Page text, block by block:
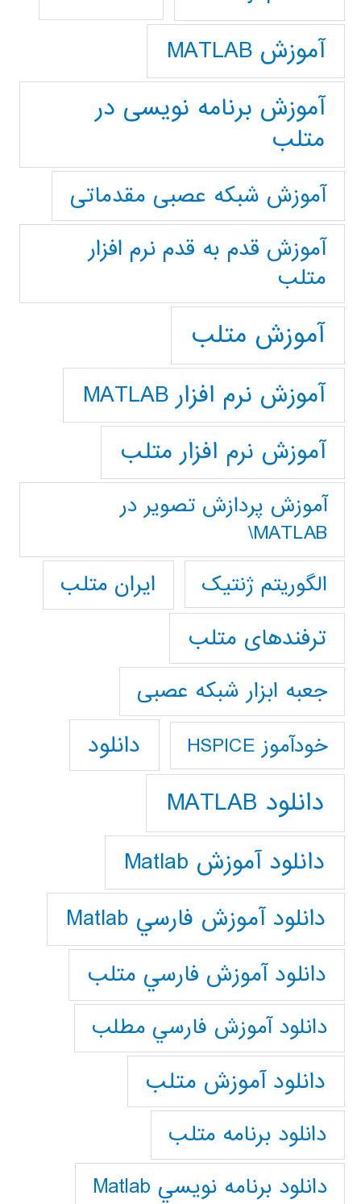
آموزش MATLAB
آموزش برنامه نویسی در
متلب
آموزش شبکه عصبی مقدماتی
آموزش قدم به قدم نرم افزار
متلب
آموزش متلب
آموزش نرم افزار MATLAB
آموزش نرم افزار متلب
آموزش پردازش تصوير در
MATLAB\
الگوریتم ژنتیک
ایران متلب
ترفندهای متلب
جعبه ابزار شبکه عصبی
خودآموز HSPICE دانلود
دانلود MATLAB
دانلود آموزش Matlab
دانلود آموزش فارسي Matlab
دانلود آموزش فارسي متلب
دانلود آموزش فارسي مطلب
دانلود آموزش متلب
دانلود برنامه متلب
دانلود برنامه نويسي Matlab